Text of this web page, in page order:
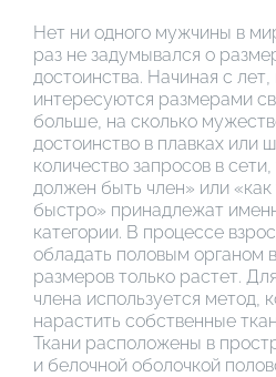
Нет ни одного мужчины в
раз не задумывался о
достоинства. Начиная с
интересуются размерами
больше, на сколько
достоинство в плавках или
количество запросов в
должен быть член» или «как
быстро» принадлежат
категории. В процессе
обладать половым органом
размеров только растет.
члена используется метод,
нарастить собственные
Ткани расположены в
и белочной оболочкой